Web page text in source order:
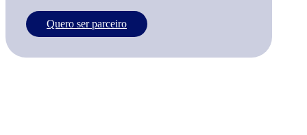
Quero ser parceiro